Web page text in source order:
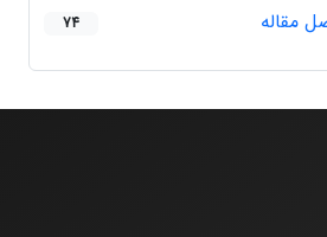
مقاله 74